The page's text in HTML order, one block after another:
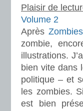
Plaisir de
Volume 2
Après Zombies
zombie,
illustrations.
bien vite dans
politique – et
les zombies.
est bien